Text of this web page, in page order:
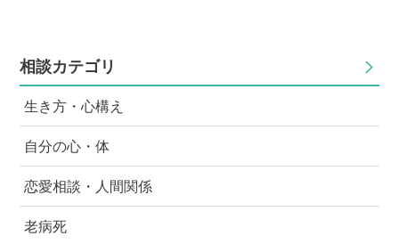
すが本当にこの資格は将来自分の為になっているんだろ
うか？本当にその資格は取る意味があるのだろうかとす
ぐにネガティブに思考になってしまい、なかなか行動に
移せなくなったりで、自信を持てなくなったりで自分の
この先が不安になってしまいます、どうしたらいいでし
ょうか？
相談カテゴリ
生き方・心構え
自分の心・体
恋愛相談・人間関係
老病死